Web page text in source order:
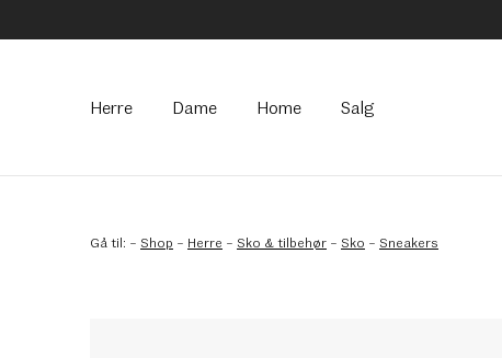
Hovedmeny
Herre Dame Home Salg
Gå til: – Shop – Herre – Sko & tilbehør – Sko – Sneakers